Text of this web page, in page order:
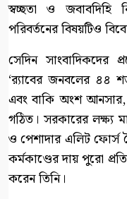
স্বচ্ছতা ও জবাবদিহি
পরিবর্তনের বিষয়টিও
সেদিন সাংবাদিকদের
‘র‍্যাবের জনবলের ৪৪
এবং বাকি অংশ আনসার,
গঠিত। সরকারের লক্ষ্য
ও পেশাদার এলিট ফোর্স
কর্মকাণ্ডের দায় পুরো
করেন তিনি।